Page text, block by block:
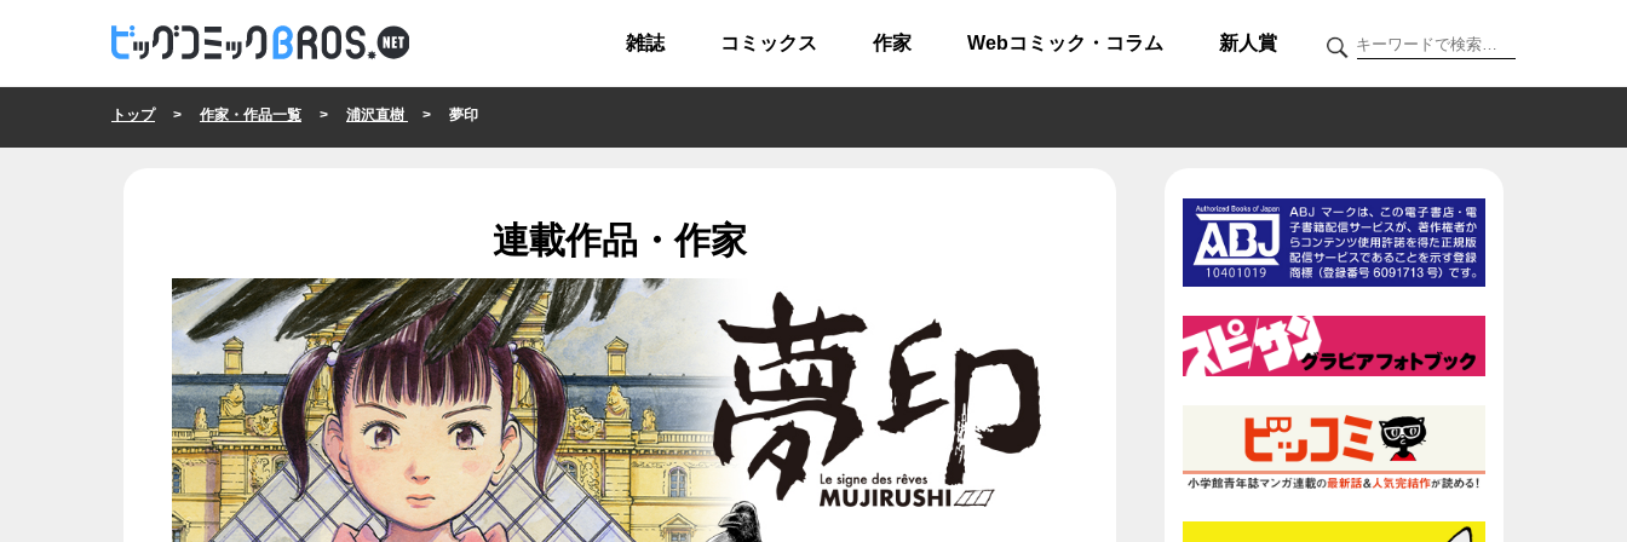
雑誌 コミックス 作家 Webコミック・コラム 新人賞
トップ> 作家・作品一覧 > 浦沢直樹 > 夢印
連載作品・作家